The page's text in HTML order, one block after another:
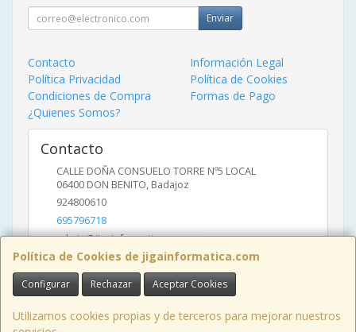
Política de Cookies de jigainformatica.com
Configurar Rechazar Aceptar Cookies
Utilizamos cookies propias y de terceros para mejorar nuestros
Enviar
Contacto
Información Legal
Política Privacidad
Política de Cookies
Condiciones de Compra
Formas de Pago
¿Quienes Somos?
Contacto
CALLE DOÑA CONSUELO TORRE Nº5 LOCAL
06400 DON BENITO, Badajoz
924800610
695796718
admin@jigainformatica.com
Horario
10:00 a 14:00 y de 17:00 a 20:00